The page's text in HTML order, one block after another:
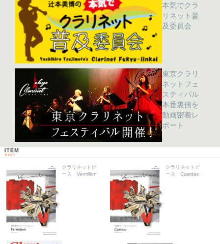
本気でクラ
リネット普
及委員会
東京クラリ
ネットフェ
スティバル
本番裏側を
動画密着レ
ポート
クラリネットピ
ース Vermilion
クラリネットピ
ース Csardas